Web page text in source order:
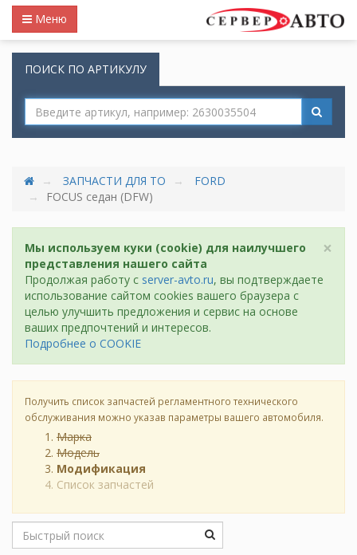
Меню
ПОИСК ПО АРТИКУЛУ
ЗАПЧАСТИ ДЛЯ ТО
FORD
FOCUS седан (DFW)
×
Мы используем куки (cookie) для наилучшего
представления нашего сайта
Продолжая работу с server-avto.ru, вы подтверждаете
использование сайтом cookies вашего браузера с
целью улучшить предложения и сервис на основе
ваших предпочтений и интересов.
Подробнее о COOKIE
Получить список запчастей регламентного технического
обслуживания можно указав параметры вашего автомобиля.
Марка
Модель
Модификация
Список запчастей